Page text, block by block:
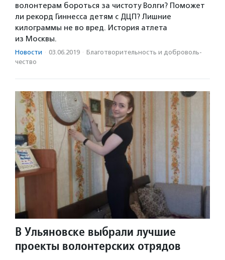
волонтерам бороться за чистоту Волги? Поможет
ли рекорд Гиннесса детям с ДЦП? Лишние
килограммы не во вред. История атлета
из Москвы.
Новости · 03.06.2019 · Благотвори­тель­ность и доброволь­
чест­во
В Ульяновске выбрали лучшие
проекты волонтерских отрядов